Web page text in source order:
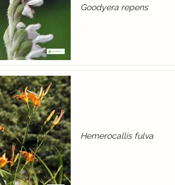
Goodyera repens
Hemerocallis fulva